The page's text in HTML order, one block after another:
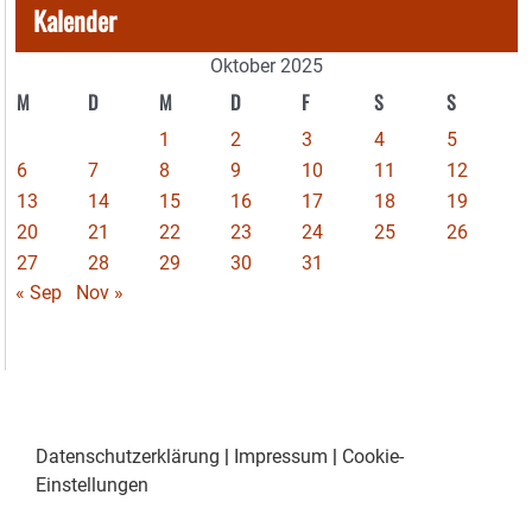
Kalender
Oktober 2025
M D M D F S S
1 2 3 4
5
6
7 8 9 10 11
12
13
14 15 16 17 18
19
20
21 22 23 24 25
26
27
28 29 30
31
« Sep
Nov »
Datenschutzerklärung | Impressum | Cookie-
Einstellungen